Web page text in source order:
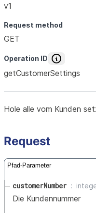
v1
Request method
GET
Operation ID
getCustomerSettings
Hole alle vom Kunden
Request
Pfad-Parameter
customerNumber
Die Kundennummer